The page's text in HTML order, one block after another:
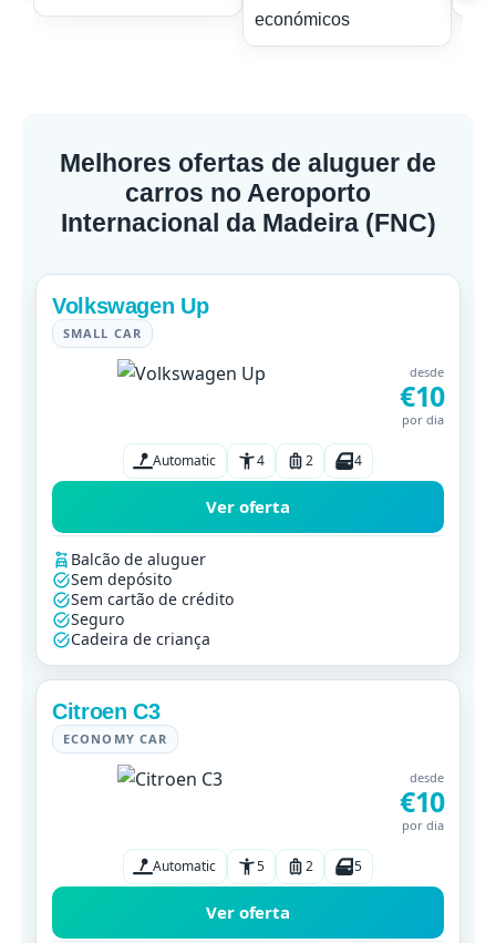
Melhores ofertas de aluguer de
carros no Aeroporto
Internacional da Madeira (FNC)
Volkswagen Up
SMALL CAR
desde
€10
por dia
Automatic 4 2 4
Ver oferta
Balcão de aluguer
Sem depósito
Sem cartão de crédito
Seguro
Cadeira de criança
Citroen C3
ECONOMY CAR
desde
€10
por dia
Automatic 5 2 5
Ver oferta